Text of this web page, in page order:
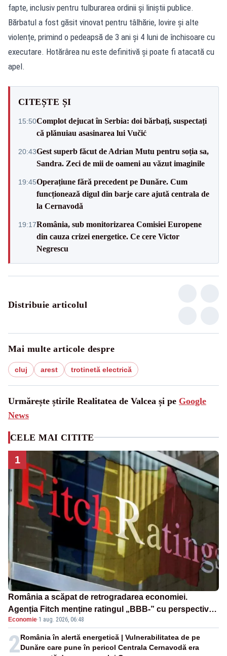
fapte, inclusiv pentru tulburarea ordinii și liniștii publice.
Bărbatul a fost găsit vinovat pentru tâlhărie, lovire și alte
violențe, primind o pedeapsă de 3 ani și 4 luni de închisoare cu
executare. Hotărârea nu este definitivă și poate fi atacată cu
apel.
CITEȘTE ȘI
15:50Complot dejucat în Serbia: doi bărbați, suspectați
că plănuiau asasinarea lui Vučić
20:43Gest superb făcut de Adrian Mutu pentru soția sa,
Sandra. Zeci de mii de oameni au văzut imaginile
19:45Operațiune fără precedent pe Dunăre. Cum
funcționează digul din barje care ajută centrala de
la Cernavodă
19:17România, sub monitorizarea Comisiei Europene
din cauza crizei energetice. Ce cere Victor
Negrescu
Distribuie articolul
Mai multe articole despre
cluj arest trotinetă electrică
Urmărește știrile Realitatea de Valcea și pe Google
News
CELE MAI CITITE
1
România a scăpat de retrogradarea economiei.
Agenția Fitch menține ratingul „BBB-” cu perspectivă
negativă
Economie·1 aug. 2026, 06:48
2România în alertă energetică | Vulnerabilitatea de pe
Dunăre care pune în pericol Centrala Cernavodă era